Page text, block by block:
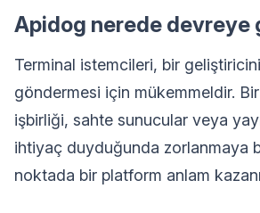
Apidog nerede devreye
Terminal istemcileri, bir
göndermesi için mükemmeldir.
işbirliği, sahte sunucular veya
ihtiyaç duyduğunda zorlanmaya
noktada bir platform anlam